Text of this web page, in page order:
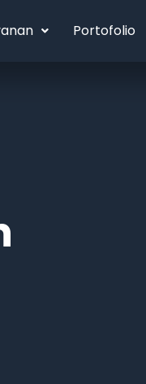
Portofolio